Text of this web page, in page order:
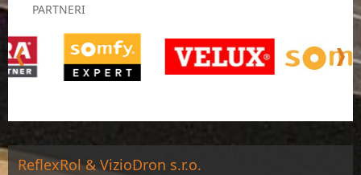
PARTNERI
ReflexRol & VizioDron s.r.o.